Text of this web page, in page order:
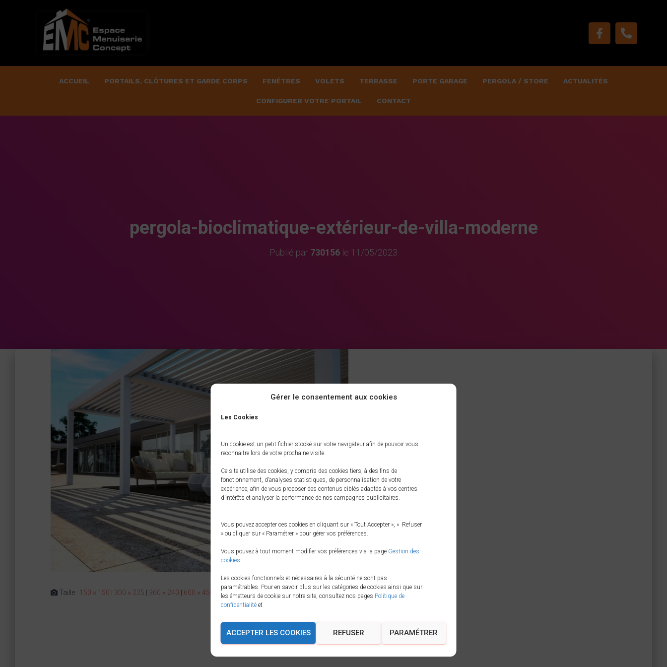
Gérer le consentement aux cookies
Les Cookies
Un cookie est un petit fichier stocké sur votre navigateur afin de pouvoir vous
reconnaitre lors de votre prochaine visite.
Ce site utilise des cookies, y compris des cookies tiers, à des fins de
fonctionnement, d’analyses statistiques, de personnalisation de votre
expérience, afin de vous proposer des contenus ciblés adaptés à vos centres
d’intérêts et analyser la performance de nos campagnes publicitaires.
Vous pouvez accepter ces cookies en cliquant sur « Tout Accepter », « Refuser
» ou cliquer sur « Paramétrer » pour gérer vos préférences.
Vous pouvez à tout moment modifier vos préférences via la page Gestion des
cookies
Les cookies fonctionnels et nécessaires à la sécurité ne sont pas
paramétrables. Pour en savoir plus sur les catégories de cookies ainsi que sur
les émetteurs de cookie sur notre site, consultez nos pages Politique de
confidentialitéet
ACCEPTER LES COOKIES REFUSER PARAMÉTRER
ACCUEIL PORTAILS, CLÔTURES ET GARDE CORPS FENÊTRES VOLETS TERRASSE PORTE GARAGE PERGOLA / STORE ACTUALITÉS
CONFIGURER VOTRE PORTAIL CONTACT
pergola-bioclimatique-extérieur-de-villa-moderne
Publié par 730156 le 11/05/2023
Taille : 150 × 150 300 × 225 360 × 240 600 × 450